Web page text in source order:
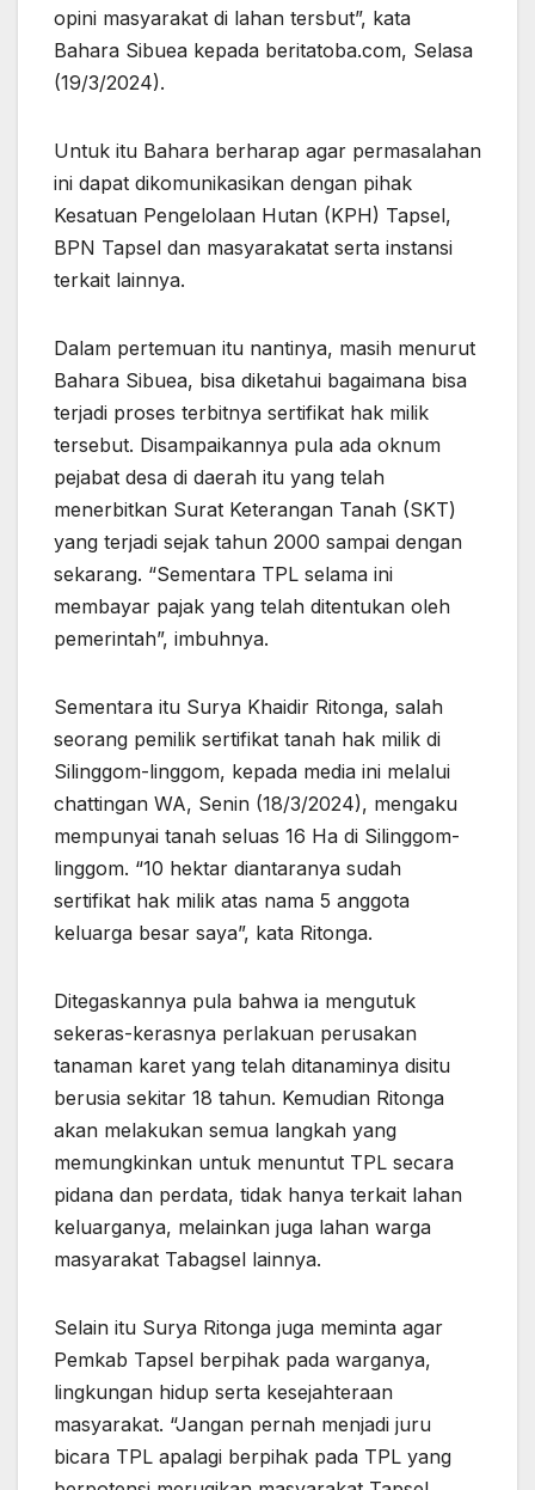
opini masyarakat di lahan tersbut”, kata
Bahara Sibuea kepada beritatoba.com, Selasa
(19/3/2024).
Untuk itu Bahara berharap agar permasalahan
ini dapat dikomunikasikan dengan pihak
Kesatuan Pengelolaan Hutan (KPH) Tapsel,
BPN Tapsel dan masyarakatat serta instansi
terkait lainnya.
Dalam pertemuan itu nantinya, masih menurut
Bahara Sibuea, bisa diketahui bagaimana bisa
terjadi proses terbitnya sertifikat hak milik
tersebut. Disampaikannya pula ada oknum
pejabat desa di daerah itu yang telah
menerbitkan Surat Keterangan Tanah (SKT)
yang terjadi sejak tahun 2000 sampai dengan
sekarang. “Sementara TPL selama ini
membayar pajak yang telah ditentukan oleh
pemerintah”, imbuhnya.
Sementara itu Surya Khaidir Ritonga, salah
seorang pemilik sertifikat tanah hak milik di
Silinggom-linggom, kepada media ini melalui
chattingan WA, Senin (18/3/2024), mengaku
mempunyai tanah seluas 16 Ha di Silinggom-
linggom. “10 hektar diantaranya sudah
sertifikat hak milik atas nama 5 anggota
keluarga besar saya”, kata Ritonga.
Ditegaskannya pula bahwa ia mengutuk
sekeras-kerasnya perlakuan perusakan
tanaman karet yang telah ditanaminya disitu
berusia sekitar 18 tahun. Kemudian Ritonga
akan melakukan semua langkah yang
memungkinkan untuk menuntut TPL secara
pidana dan perdata, tidak hanya terkait lahan
keluarganya, melainkan juga lahan warga
masyarakat Tabagsel lainnya.
Selain itu Surya Ritonga juga meminta agar
Pemkab Tapsel berpihak pada warganya,
lingkungan hidup serta kesejahteraan
masyarakat. “Jangan pernah menjadi juru
bicara TPL apalagi berpihak pada TPL yang